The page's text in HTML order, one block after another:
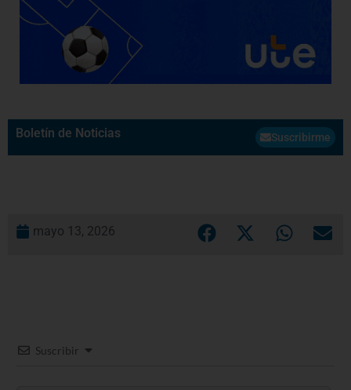
Boletín de Noticias Suscribirme
mayo 13, 2026
Suscribir